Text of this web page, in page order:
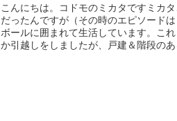
こんにちは。コドモのミカタですミカ
だったんですが（その時のエピソード
ボールに囲まれて生活しています。こ
か引越しをしましたが、戸建＆階段の